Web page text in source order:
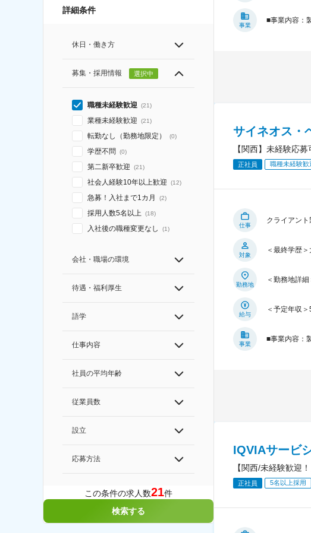
詳細条件
休日・働き方
募集・採用情報 選択中
職種未経験歓迎 (21)
業種未経験歓迎 (21)
転勤なし（勤務地限定） (0)
学歴不問 (0)
第二新卒歓迎 (21)
社会人経験10年以上歓迎 (12)
急募！入社まで1カ月 (2)
採用人数5名以上 (18)
入社後の職種変更なし (1)
会社・職場の環境
待遇・福利厚生
語学
仕事内容
社員の平均年齢
従業員数
設立
応募方法
この条件の求人数21件
検索する
事業
■事業内容：
サイネオス・
【関西】未経験応
正社員 職種未経験歓
仕事
クライアン
対象
＜最終学歴
勤務地
＜勤務地詳
給与
＜予定年収
事業
■事業内容：
IQVIAサービ
【関西/未経験歓迎
正社員 5名以上採用